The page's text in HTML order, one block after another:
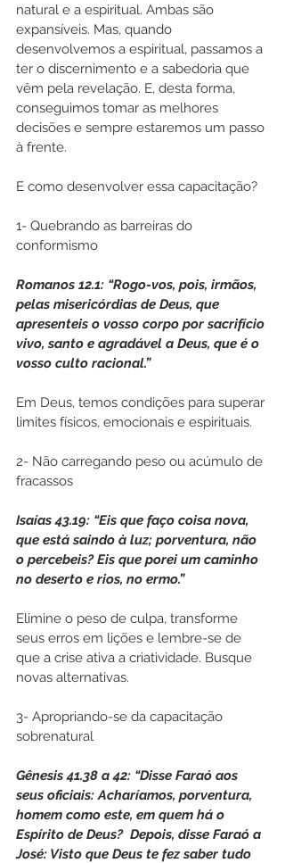
natural e a espiritual. Ambas são
expansíveis. Mas, quando
desenvolvemos a espiritual, passamos a
ter o discernimento e a sabedoria que
vêm pela revelação. E, desta forma,
conseguimos tomar as melhores
decisões e sempre estaremos um passo
à frente.
E como desenvolver essa capacitação?
1- Quebrando as barreiras do
conformismo
Romanos 12.1: “Rogo-vos, pois, irmãos,
pelas misericórdias de Deus, que
apresenteis o vosso corpo por sacrifício
vivo, santo e agradável a Deus, que é o
vosso culto racional.”
Em Deus, temos condições para superar
limites físicos, emocionais e espirituais.
2- Não carregando peso ou acúmulo de
fracassos
Isaías 43.19: “Eis que faço coisa nova,
que está saindo à luz; porventura, não
o percebeis? Eis que porei um caminho
no deserto e rios, no ermo.”
Elimine o peso de culpa, transforme
seus erros em lições e lembre-se de
que a crise ativa a criatividade. Busque
novas alternativas.
3- Apropriando-se da capacitação
sobrenatural
Gênesis 41.38 a 42: “Disse Faraó aos
seus oficiais: Acharíamos, porventura,
homem como este, em quem há o
Espírito de Deus?  Depois, disse Faraó a
José: Visto que Deus te fez saber tudo